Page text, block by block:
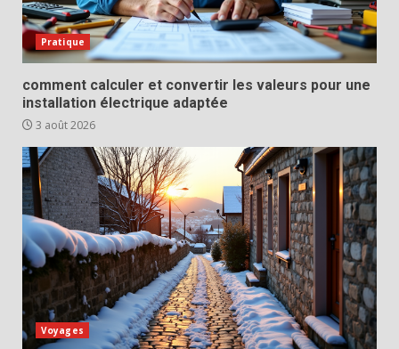
Pratique
comment calculer et convertir les valeurs pour une
installation électrique adaptée
3 août 2026
Voyages